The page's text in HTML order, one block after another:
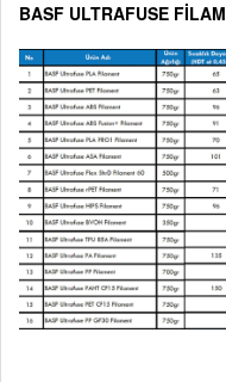
BASF ULTRAFUSE